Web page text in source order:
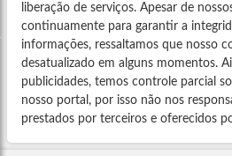
liberação de serviços. Apesar de
continuamente para garantir a
informações, ressaltamos que nosso
desatualizado em alguns momentos.
publicidades, temos controle parcial
nosso portal, por isso não nos
prestados por terceiros e oferecidos